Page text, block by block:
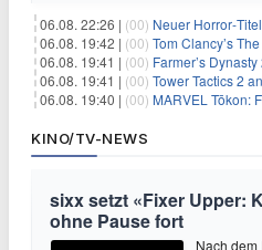
06.08. 22:26 | (00) Neuer
06.08. 19:42 | (00) Tom Clancy’s The
06.08. 19:41 | (00) Farmer’s
06.08. 19:41 | (00) Tower Tactics 2 angekündigt:
06.08. 19:40 | (00) MARVEL Tōkon:
KINO/TV-NEWS
sixx setzt «Fixer Upper:
ohne Pause fort
Nach dem